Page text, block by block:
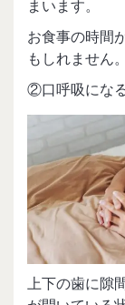
まいます。
お食事の時間
もしれません。
②口呼吸にな
上下の歯に隙